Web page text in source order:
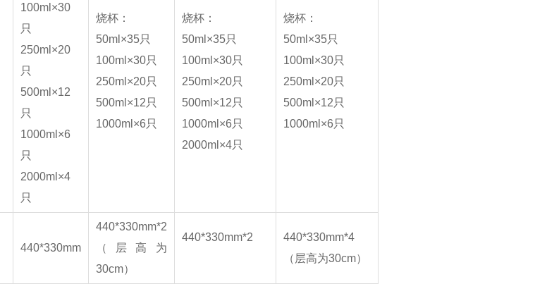
100ml×30
只
250ml×20
只
500ml×12
只
1000ml×6
只
2000ml×4
只
烧杯：
50ml×35只
100ml×30只
250ml×20只
500ml×12只
1000ml×6只
烧杯：
50ml×35只
100ml×30只
250ml×20只
500ml×12只
1000ml×6只
2000ml×4只
烧杯：
50ml×35只
100ml×30只
250ml×20只
500ml×12只
1000ml×6只
440*330mm
440*330mm*2
（层高为
30cm）
440*330mm*2
440*330mm*4
（层高为30cm）